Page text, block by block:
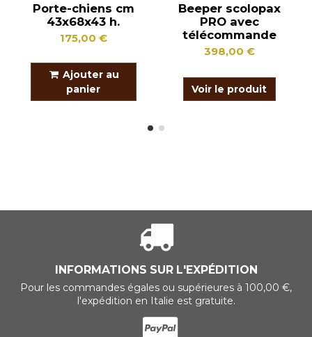
Porte-chiens cm
43x68x43 h.
175,00 €
Ajouter au
panier
Beeper scolopax
PRO avec
télécommande
398,00 €
Voir le produit
INFORMATIONS SUR L'EXPÉDITION
Pour les commandes égales ou supérieures à 100,00 €,
l'expédition en Italie est gratuite.